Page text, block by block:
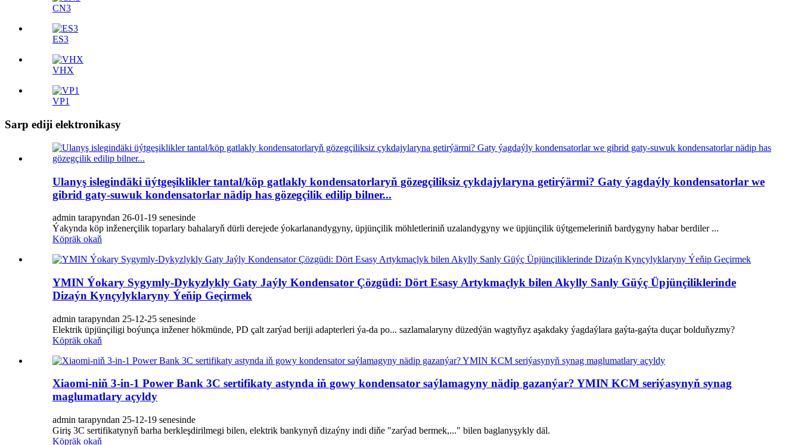
CN3
ES3
VHX
VP1
Sarp ediji elektronikasy
Ulanyş islegindäki üýtgeşiklikler tantal/köp gatlakly kondensatorlaryň gözegçiliksiz çykdajylaryna getirýärmi? Gaty ýagdaýly kondensatorlar we
gibrid gaty-suwuk kondensatorlar nädip has gözegçilik edilip bilner...
admin tarapyndan 26-01-19 senesinde
Ýakynda köp inženerçilik toparlary bahalaryň dürli derejede ýokarlanandygyny, üpjünçilik möhletleriniň uzalandygyny we üpjünçilik üýtgemeleriniň bardygyny habar berdiler ...
Köpräk okaň
YMIN Ýokary Sygymly-Dykyzlykly Gaty Jaýly Kondensator Çözgüdi: Dört Esasy Artykmaçlyk bilen Akylly Sanly Güýç Üpjünçiliklerinde
Dizaýn Kynçylyklaryny Ýeňip Geçirmek
admin tarapyndan 25-12-25 senesinde
Elektrik üpjünçiligi boýunça inžener hökmünde, PD çalt zarýad beriji adapterleri ýa-da po... sazlamalaryny düzedýän wagtyňyz aşakdaky ýagdaýlara gaýta-gaýta duçar bolduňyzmy?
Köpräk okaň
Xiaomi-niň 3-in-1 Power Bank 3C sertifikaty astynda iň gowy kondensator saýlamagyny nädip gazanýar? YMIN KCM seriýasynyň synag
maglumatlary açyldy
admin tarapyndan 25-12-19 senesinde
Giriş 3C sertifikatynyň barha berkleşdirilmegi bilen, elektrik bankynyň dizaýny indi diňe "zarýad bermek,..." bilen baglanyşykly däl.
Köpräk okaň